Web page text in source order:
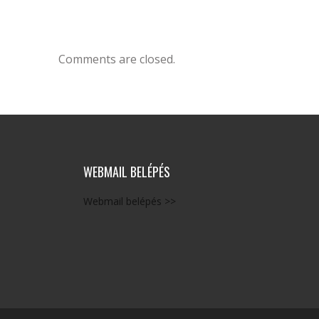
Comments are closed.
WEBMAIL BELÉPÉS
Webmail belépés >>